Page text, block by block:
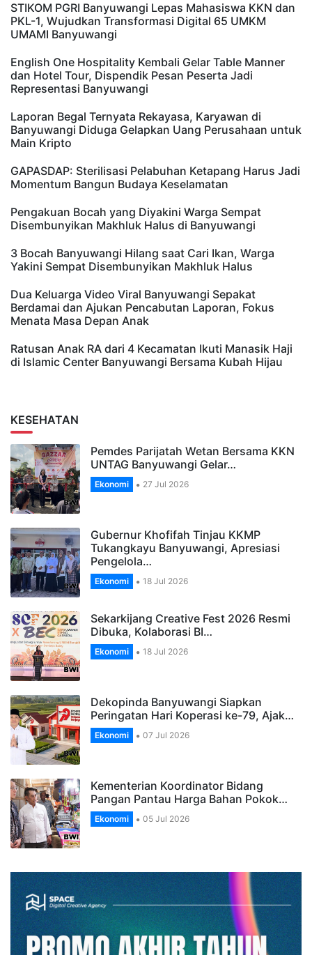
STIKOM PGRI Banyuwangi Lepas Mahasiswa KKN dan
PKL-1, Wujudkan Transformasi Digital 65 UMKM
UMAMI Banyuwangi
English One Hospitality Kembali Gelar Table Manner
dan Hotel Tour, Dispendik Pesan Peserta Jadi
Representasi Banyuwangi
Laporan Begal Ternyata Rekayasa, Karyawan di
Banyuwangi Diduga Gelapkan Uang Perusahaan untuk
Main Kripto
GAPASDAP: Sterilisasi Pelabuhan Ketapang Harus Jadi
Momentum Bangun Budaya Keselamatan
Pengakuan Bocah yang Diyakini Warga Sempat
Disembunyikan Makhluk Halus di Banyuwangi
3 Bocah Banyuwangi Hilang saat Cari Ikan, Warga
Yakini Sempat Disembunyikan Makhluk Halus
Dua Keluarga Video Viral Banyuwangi Sepakat
Berdamai dan Ajukan Pencabutan Laporan, Fokus
Menata Masa Depan Anak
Ratusan Anak RA dari 4 Kecamatan Ikuti Manasik Haji
di Islamic Center Banyuwangi Bersama Kubah Hijau
KESEHATAN
Pemdes Parijatah Wetan Bersama KKN
UNTAG Banyuwangi Gelar…
Ekonomi 27 Jul 2026
Gubernur Khofifah Tinjau KKMP
Tukangkayu Banyuwangi, Apresiasi
Pengelola…
Ekonomi 18 Jul 2026
Sekarkijang Creative Fest 2026 Resmi
Dibuka, Kolaborasi BI…
Ekonomi 18 Jul 2026
Dekopinda Banyuwangi Siapkan
Peringatan Hari Koperasi ke-79, Ajak…
Ekonomi 07 Jul 2026
Kementerian Koordinator Bidang
Pangan Pantau Harga Bahan Pokok…
Ekonomi 05 Jul 2026